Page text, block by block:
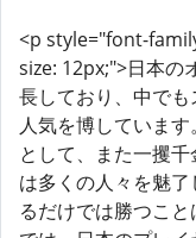
<p style="font-
size: 12px;">日本の
長しており、中で
人気を博していま
として、また一攫
は多くの人々を魅
るだけでは勝つこと